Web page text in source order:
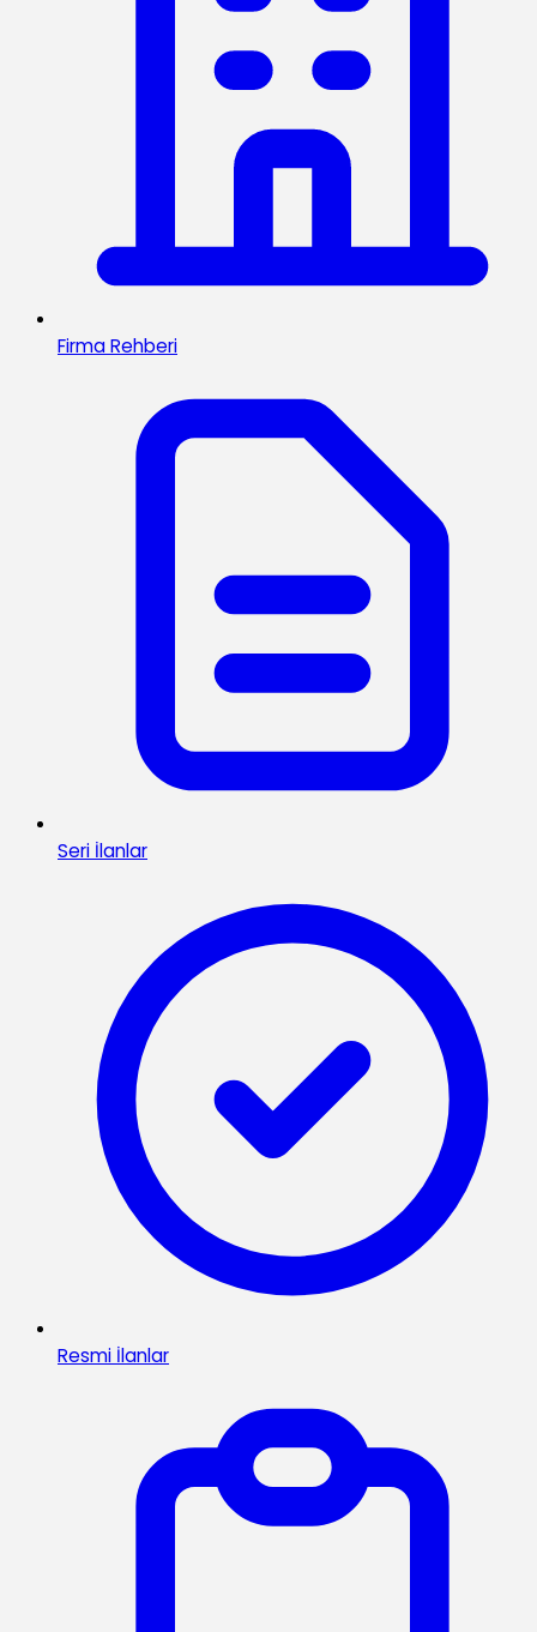
Firma Rehberi
Seri İlanlar
Resmi İlanlar